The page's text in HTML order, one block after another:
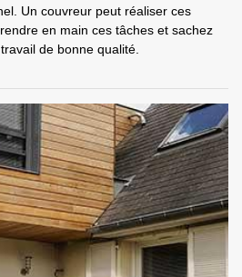
Un couvreur peut réaliser ces
en main ces tâches et sachez
de bonne qualité.